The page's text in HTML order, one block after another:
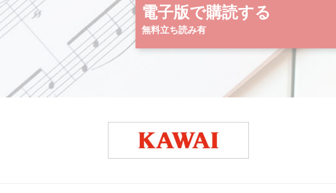
電子版で購読する
無料立ち読み有